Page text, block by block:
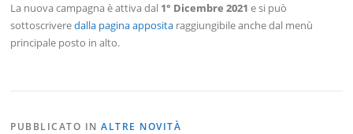
La nuova campagna è attiva dal 1° Dicembre 2021e si può
sottoscriveredalla pagina apposita raggiungibile anche dal menù
principale posto in alto.
PUBBLICATO INALTRE NOVITÀ